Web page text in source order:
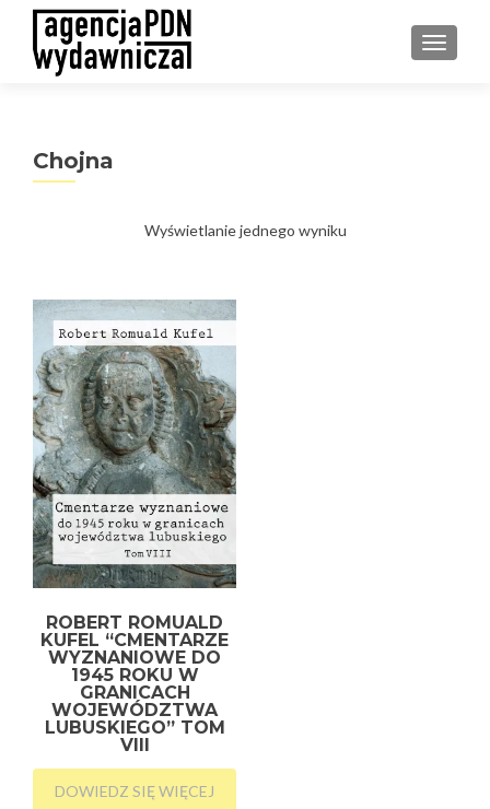
Chojna
Wyświetlanie jednego wyniku
ROBERT ROMUALD
KUFEL “CMENTARZE
WYZNANIOWE DO
1945 ROKU W
GRANICACH
WOJEWÓDZTWA
LUBUSKIEGO” TOM
VIII
DOWIEDZ SIĘ WIĘCEJ